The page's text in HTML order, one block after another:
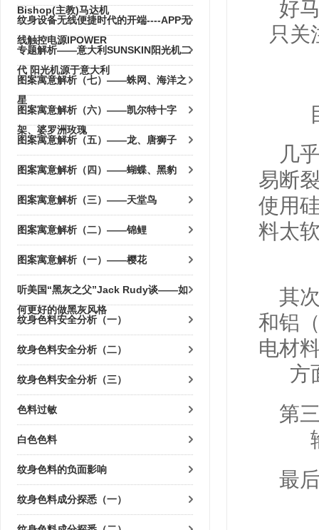
Bishop(主教)马达机
纹身设备无线便捷时代的开端----APP无
线触控电源IPOWER
专题解析——意大利SUNSKIN阳光机二
代 阳光机源于意大利
图案寓意解析（七）——蛛网、海洋之
星
图案寓意解析（六）——凯尔特十字
架、婆罗洲玫瑰
图案寓意解析（五）——龙、唐狮子
图案寓意解析（四）——蝴蝶、黑豹
图案寓意解析（三）——天堂鸟
图案寓意解析（二）——锦鲤
图案寓意解析（一）——樱花
听美国“黑灰之父”Jack Rudy谈——如
何更好的做黑灰风格
纹身色料安全分析（一）
纹身色料安全分析（二）
纹身色料安全分析（三）
色料过敏
白色色料
纹身色料的负面影响
纹身色料成分探悉（一）
好
只关
几
易断
使用
料太
其
和铝
电材
方
第
最